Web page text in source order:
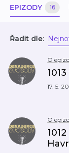
EPIZODY 16
Řadit dle:
O
17. 5.
O